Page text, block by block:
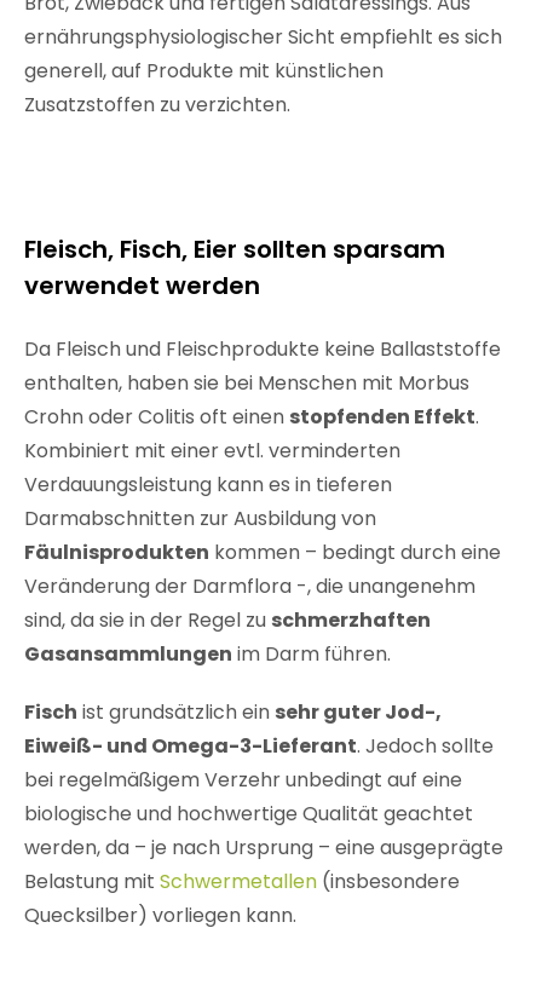
ernährungsphysiologischer Sicht empfiehlt es sich
generell, auf Produkte mit künstlichen
Zusatzstoffen zu verzichten.
Fleisch, Fisch, Eier sollten sparsam
verwendet werden
Da Fleisch und Fleischprodukte keine Ballaststoffe
enthalten, haben sie bei Menschen mit Morbus
Crohn oder Colitis oft einen stopfenden Effekt.
Kombiniert mit einer evtl. verminderten
Verdauungsleistung kann es in tieferen
Darmabschnitten zur Ausbildung von
Fäulnisprodukten kommen – bedingt durch eine
Veränderung der Darmflora -, die unangenehm
sind, da sie in der Regel zu schmerzhaften
Gasansammlungen im Darm führen.
Fisch ist grundsätzlich ein sehr guter Jod-,
Eiweiß- und Omega-3-Lieferant. Jedoch sollte
bei regelmäßigem Verzehr unbedingt auf eine
biologische und hochwertige Qualität geachtet
werden, da – je nach Ursprung – eine ausgeprägte
Belastung mit Schwermetallen(insbesondere
Quecksilber) vorliegen kann.